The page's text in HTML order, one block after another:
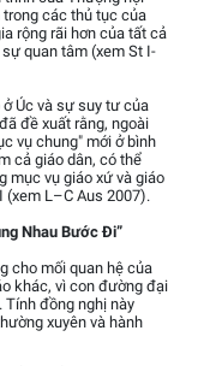
các thủ tục của
rộng rãi hơn của tất cả
quan tâm (xem St I-
Úc và sự suy tư của
đề xuất rằng, ngoài
vụ chung" mới ở bình
cả giáo dân, có thể
mục vụ giáo xứ và giáo
(xem L–C Aus 2007).
Nhau Bước Đi”
cho mối quan hệ của
khác, vì con đường đại
Tính đồng nghị này
xuyên và hành